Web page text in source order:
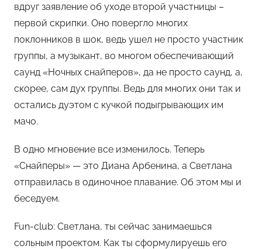
н
н
и
вдруг заявление об уходе второй участницы –
первой скрипки. Оно повергло многих
поклонников в шок, ведь ушел не просто участник
группы, а музыкант, во многом обеспечивающий
саунд «Ночных снайперов», да не просто саунд, а,
скорее, сам дух группы. Ведь для многих они так и
остались дуэтом с кучкой подыгрывающих им
мачо.
В одно мгновение все изменилось. Теперь
«Снайперы» — это Диана Арбенина, а Светлана
отправилась в одиночное плавание. Об этом мы и
беседуем.
Fun-club: Светлана, ты сейчас занимаешься
сольным проектом. Как ты сформулируешь его